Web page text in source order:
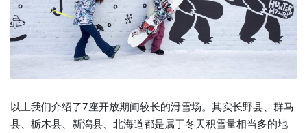
以上我们介绍了7座开放期间较长的滑雪场。其实长野县、群马
县、栃木县、新潟县、北海道都是属于冬天积雪量相当多的地